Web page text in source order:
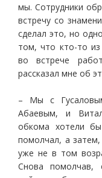
мы. Сотрудники
встречу со
сделал это, но
том, что кто-то из
во встрече
рассказал мне об
– Мы с
Абаевым, и
обкома хотели
помолчал, а
уже не в том
Снова